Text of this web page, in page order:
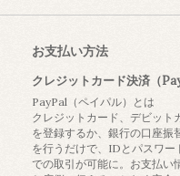
お支払い方法
クレジットカード決済（
PayPal（ペイパル）とは
クレジットカード、デビット
を登録するか、銀行の口座振
を行うだけで、IDとパスワー
での取引が可能に。お支払い